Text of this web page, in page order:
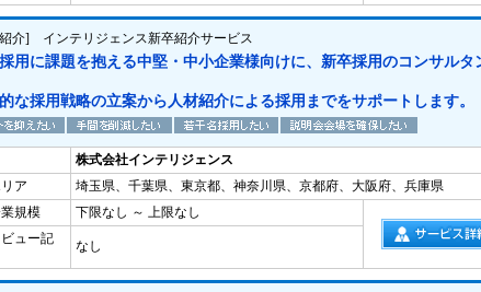
介] インテリジェンス新卒紹介サービス
用に課題を抱える中堅・中小企業様向けに、新卒採用のコンサルタ
な採用戦略の立案から人材紹介による採用までをサポートします。
株式会社インテリジェンス
ア
埼玉県、千葉県、東京都、神奈川県、京都府、大阪府、兵庫県
規模
下限なし ～ 上限なし
ュー記
なし